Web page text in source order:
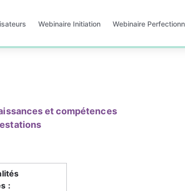
Webinaire Initiation
S'ouvre
Webinaire
S'ouvre
et compétences
: